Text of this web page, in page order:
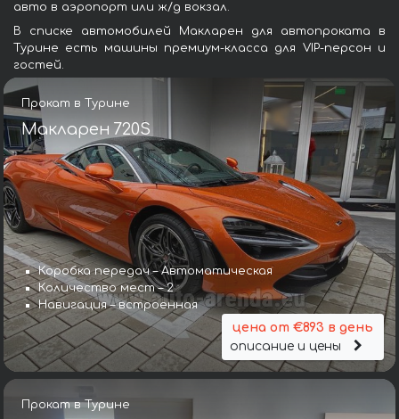
авто в аэропорт или ж/д вокзал.
В списке автомобилей Макларен для автопроката в
Турине есть машины премиум-класса для VIP-персон и
гостей.
Прокат в Турине
Макларен 720S
Коробка передач – Автоматическая
Количество мест – 2
Навигация – встроенная
цена от €893 в день
описание и цены
Прокат в Турине